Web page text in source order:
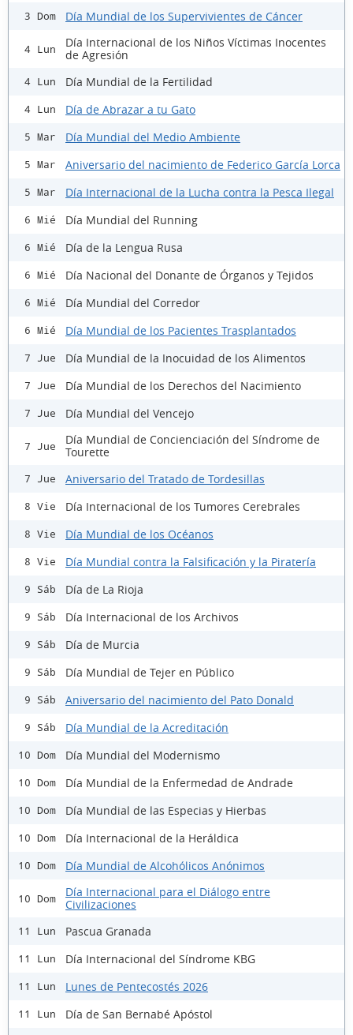
3 Dom Día Mundial de los Supervivientes de Cáncer
4 Lun
Día Internacional de los Niños Víctimas Inocentes
de Agresión
4 Lun Día Mundial de la Fertilidad
4 Lun Día de Abrazar a tu Gato
5 Mar Día Mundial del Medio Ambiente
5 Mar Aniversario del nacimiento de Federico García Lorca
5 Mar Día Internacional de la Lucha contra la Pesca Ilegal
6 Mié Día Mundial del Running
6 Mié Día de la Lengua Rusa
6 Mié Día Nacional del Donante de Órganos y Tejidos
6 Mié Día Mundial del Corredor
6 Mié Día Mundial de los Pacientes Trasplantados
7 Jue Día Mundial de la Inocuidad de los Alimentos
7 Jue Día Mundial de los Derechos del Nacimiento
7 Jue Día Mundial del Vencejo
7 Jue
Día Mundial de Concienciación del Síndrome de
Tourette
7 Jue Aniversario del Tratado de Tordesillas
8 Vie Día Internacional de los Tumores Cerebrales
8 Vie Día Mundial de los Océanos
8 Vie Día Mundial contra la Falsificación y la Piratería
9 Sáb Día de La Rioja
9 Sáb Día Internacional de los Archivos
9 Sáb Día de Murcia
9 Sáb Día Mundial de Tejer en Público
9 Sáb Aniversario del nacimiento del Pato Donald
9 Sáb Día Mundial de la Acreditación
10 Dom Día Mundial del Modernismo
10 Dom Día Mundial de la Enfermedad de Andrade
10 Dom Día Mundial de las Especias y Hierbas
10 Dom Día Internacional de la Heráldica
10 Dom Día Mundial de Alcohólicos Anónimos
10 Dom
Día Internacional para el Diálogo entre
Civilizaciones
11 Lun Pascua Granada
11 Lun Día Internacional del Síndrome KBG
11 Lun Lunes de Pentecostés 2026
11 Lun
Día de San Bernabé Apóstol